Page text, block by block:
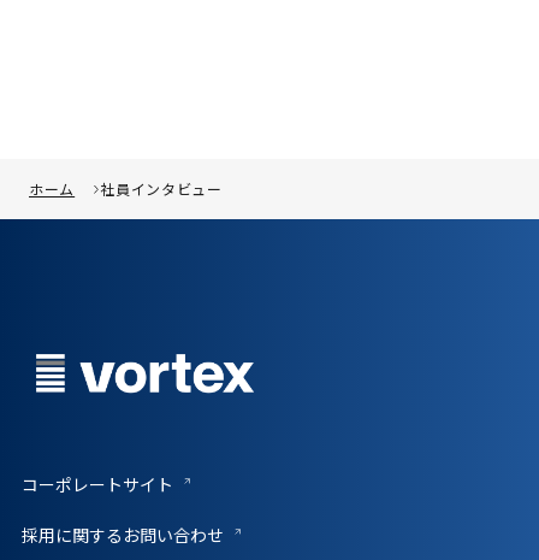
ホーム 社員インタビュー
コーポレートサイト
採用に関するお問い合わせ